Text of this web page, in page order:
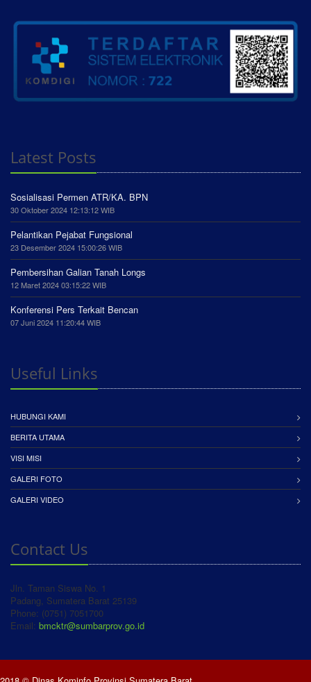
Latest Posts
Sosialisasi Permen ATR/KA. BPN
30 Oktober 2024 12:13:12 WIB
Pelantikan Pejabat Fungsional
23 Desember 2024 15:00:26 WIB
Pembersihan Galian Tanah Longs
12 Maret 2024 03:15:22 WIB
Konferensi Pers Terkait Bencan
07 Juni 2024 11:20:44 WIB
Useful Links
HUBUNGI KAMI
BERITA UTAMA
VISI MISI
GALERI FOTO
GALERI VIDEO
Contact Us
Jln. Taman Siswa No. 1
Padang, Sumatera Barat 25139
Phone: (0751) 7051700
Email: bmcktr@sumbarprov.go.id